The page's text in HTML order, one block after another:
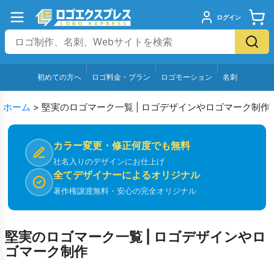
ログイン
初めての方へ ロゴ料金・プラン ロゴモーション 名刺
ホーム > 堅実のロゴマーク一覧 | ロゴデザインやロゴマーク制作
カラー変更・修正何度でも無料
社名入りのデザインにお仕上げ
全てデザイナーによるオリジナル
著作権譲渡無料・安心の完全オリジナル
堅実のロゴマーク一覧 | ロゴデザインやロ
ゴマーク制作